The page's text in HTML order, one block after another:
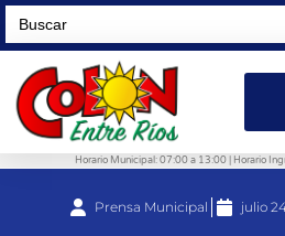
Search
for:
Horario Municipal: 07:00 a 13:00 | Horario
Prensa Municipal julio